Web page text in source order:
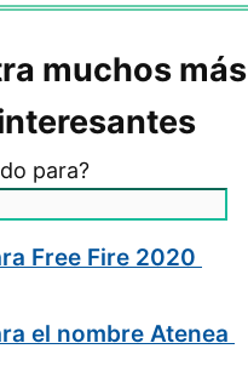
muchos más
para?
Free Fire 2020
el nombre Atenea